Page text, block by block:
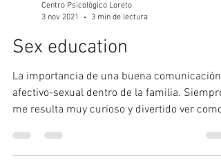
Centro Psicológico Loreto
Sex education
afectivo-sexual dentro de la familia. Siempre
me resulta muy curioso y divertido ver como